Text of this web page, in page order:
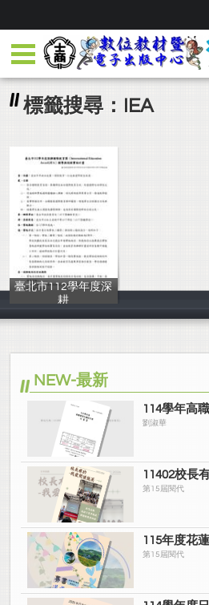
標籤搜尋：IEA
臺北市112學年度深
耕
臺北市政府教育
NEW-最新
114學年高
劉淑華
11402校長
第15屆閱代
115年度花
第15屆閱代